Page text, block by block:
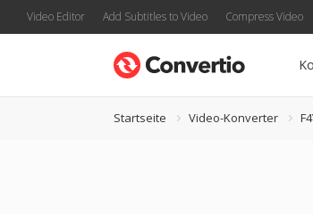
Video Editor Add Subtitles to Video Compress Video
Startseite Video-Konverter